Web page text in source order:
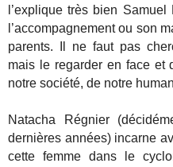
l’explique très bien
l’accompagnement ou son
parents. Il ne faut pas
mais le regarder en face et
notre société, de notre
Natacha Régnier
dernières années) incarne
cette femme dans le